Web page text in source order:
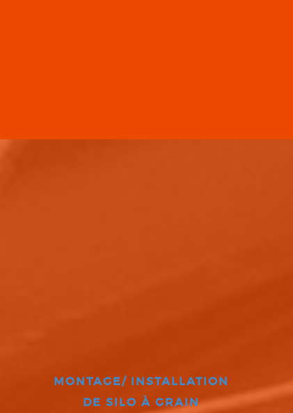
MONTAGE/ INSTALLATION
DE SILO À GRAIN